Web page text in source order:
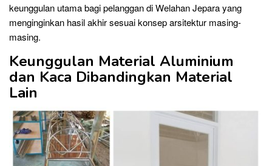
keunggulan utama bagi pelanggan di Welahan Jepara yang
menginginkan hasil akhir sesuai konsep arsitektur masing-
masing.
Keunggulan Material Aluminium
dan Kaca Dibandingkan Material
Lain